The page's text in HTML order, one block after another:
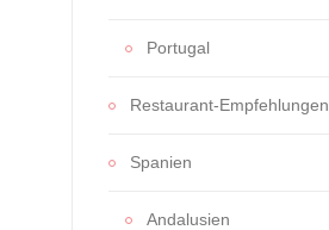
Portugal
Restaurant-Empfehlungen
Spanien
Andalusien